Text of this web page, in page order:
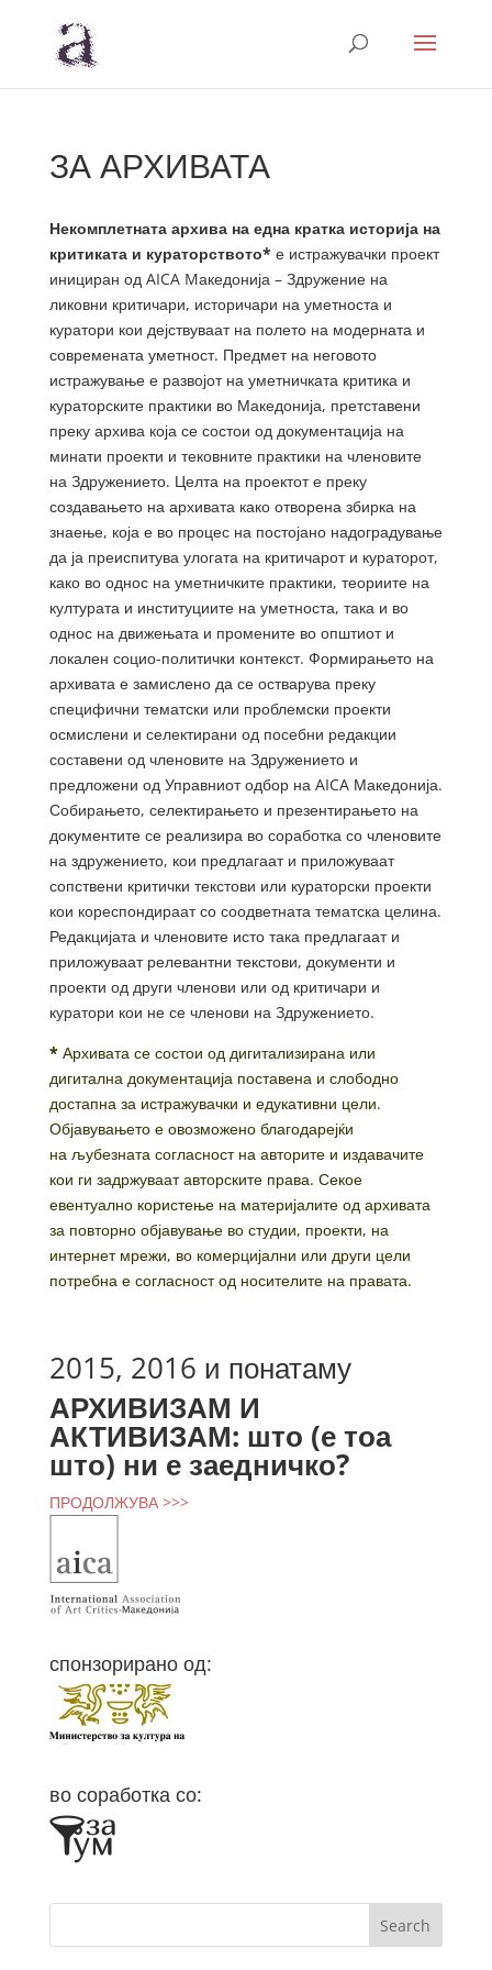
ЗА АРХИВАТА
Некомплетната архива на една кратка историја на
критиката и кураторството*е истражувачки проект
инициран од AICA Mакедонија – Здружение на
ликовни критичари, историчари на уметноста и
куратори кои дејствуваат на полето на модерната и
современата уметност. Предмет на неговото
истражување е развојот на уметничката критика и
кураторските практики во Македонија, претставени
преку архива која се состои од документација на
минати проекти и тековните практики на членовите
на Здружението. Целта на проектот е преку
создавањето на архивата како отворена збирка на
знаење, која е во процес на постојано надоградување
да ја преиспитува улогата на критичарот и кураторот,
како во однос на уметничките практики, теориите на
културата и институциите на уметноста, така и во
однос на движењата и промените во општиот и
локален социо-политички контекст. Формирањето на
архивата е замислено да се остварува преку
специфични тематски или проблемски проекти
осмислени и селектирани од посебни редакции
составени од членовите на Здружението и
предложени од Управниот одбор на AICA Македонија.
Собирањето, селектирањето и презентирањето на
документите се реализира во соработка со членовите
на здружението, кои предлагаат и приложуваат
сопствени критички текстови или кураторски проекти
кои кореспондираат со соодветната тематска целина.
Редакцијата и членовите исто така предлагаат и
приложуваат релевантни текстови, документи и
проекти од други членови или од критичари и
куратори кои не се членови на Здружението.
*Архивата се состои од дигитализирана или
дигитална документација поставена и слободно
достапна за истражувачки и едукативни цели.
Објавувањето е овозможено благодарејќи
на љубезната согласност на авторите и издавачите
кои ги задржуваат авторските права. Секое
евентуално користење на материјалите од архивата
за повторно објавување во студии, проекти, на
интернет мрежи, во комерцијални или други цели
потребна е согласност од носителите на правата.
2015, 2016 и понатаму
АРХИВИЗАМ И
АКТИВИЗАМ: што (е тоа
што) ни е заедничко?
ПРОДОЛЖУВА >>>
спонзорирано од:
во соработка со: